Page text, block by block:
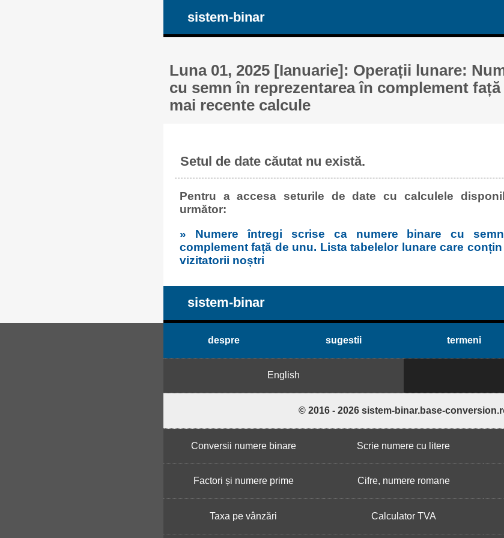
sistem-binar
Luna 01, 2025 [Ianuarie]: Operații lunare:
cu semn în reprezentarea în complement
mai recente calcule
Setul de date căutat nu există.
Pentru a accesa seturile de date cu calculele
următor:
» Numere întregi scrise ca numere binare cu
complement față de unu. Lista tabelelor lunare care
vizitatorii noștri
sistem-binar
despre sugestii termeni
English
© 2016 - 2026 sistem-binar.base-
Conversii numere binare Scrie numere cu litere
Factori și numere prime Cifre, numere romane
Taxa pe vânzări Calculator TVA